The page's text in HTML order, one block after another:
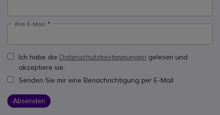
Ihre E-Mail:
Ich habe die Datenschutzbestimmungen gelesen und
akzeptiere sie.
Senden Sie mir eine Benachrichtigung per E-Mail
Absenden